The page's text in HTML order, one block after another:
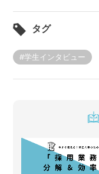
タグ
#学生インタビュー